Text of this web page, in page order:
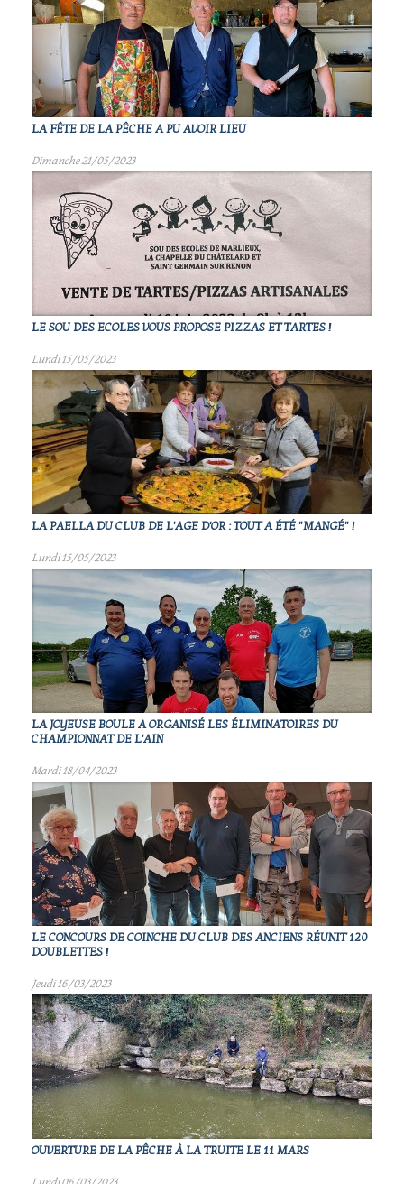
LA FÊTE DE LA PÊCHE A PU AVOIR LIEU
Dimanche 21/05/2023
LE SOU DES ECOLES VOUS PROPOSE PIZZAS ET TARTES !
Lundi 15/05/2023
LA PAELLA DU CLUB DE L'AGE D'OR : TOUT A ÉTÉ "MANGÉ" !
Lundi 15/05/2023
LA JOYEUSE BOULE A ORGANISÉ LES ÉLIMINATOIRES DU
CHAMPIONNAT DE L'AIN
Mardi 18/04/2023
LE CONCOURS DE COINCHE DU CLUB DES ANCIENS RÉUNIT 120
DOUBLETTES !
Jeudi 16/03/2023
OUVERTURE DE LA PÊCHE À LA TRUITE LE 11 MARS